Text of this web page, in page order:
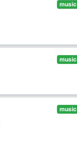
music
music
music